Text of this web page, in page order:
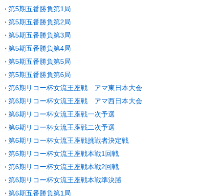
第5期五番勝負第1局
第5期五番勝負第2局
第5期五番勝負第3局
第5期五番勝負第4局
第5期五番勝負第5局
第5期五番勝負第6局
第6期リコー杯女流王座戦 アマ東日本大会
第6期リコー杯女流王座戦 アマ西日本大会
第6期リコー杯女流王座戦一次予選
第6期リコー杯女流王座戦二次予選
第6期リコー杯女流王座戦挑戦者決定戦
第6期リコー杯女流王座戦本戦1回戦
第6期リコー杯女流王座戦本戦2回戦
第6期リコー杯女流王座戦本戦準決勝
第6期五番勝負第1局